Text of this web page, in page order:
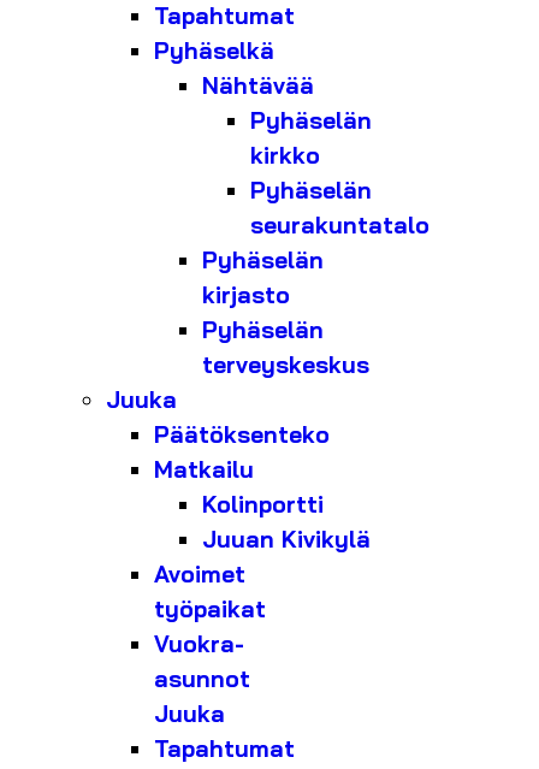
Tapahtumat
Pyhäselkä
Nähtävää
Pyhäselän
kirkko
Pyhäselän
seurakuntatalo
Pyhäselän
kirjasto
Pyhäselän
terveyskeskus
Juuka
Päätöksenteko
Matkailu
Kolinportti
Juuan Kivikylä
Avoimet
työpaikat
Vuokra-
asunnot
Juuka
Tapahtumat